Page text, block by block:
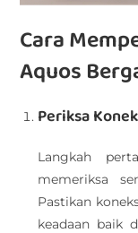
Cara
Aquos
Periksa
Langkah
memeriksa
Pastikan
keadaan baik